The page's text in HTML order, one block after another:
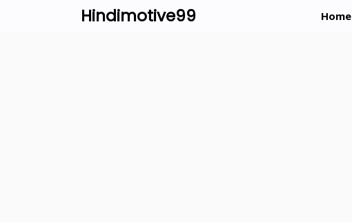
Hindimotive99 Home